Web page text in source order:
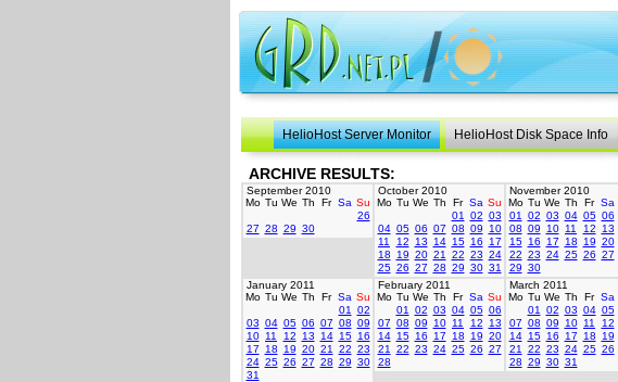
HelioHost Server Monitor HelioHost Disk Space Info
ARCHIVE RESULTS:
September 2010
Mo Tu We Th Fr Sa Su
26
27 28 29 30
October 2010
Mo Tu We Th Fr Sa Su
01
02 03
04 05 06 07 08 09
10
11
12 13 14 15 16
17
18
19 20 21 22 23 24
25 26 27 28 29 30 31
November 2010
Mo Tu We Th Fr Sa
01
02 03 04 05 06
08 09 10 11 12 13
15 16 17 18 19 20
22 23 24 25 26 27
29 30
January 2011
Mo Tu We Th Fr Sa Su
01
02
03 04 05 06 07 08 09
10 11 12 13 14 15 16
17
18 19 20 21 22 23
24 25 26 27 28 29 30
31
February 2011
Mo Tu We Th Fr Sa Su
01
02 03 04 05 06
07 08 09 10 11 12
13
14 15 16 17 18 19 20
21
22 23 24 25 26 27
28
March 2011
Mo Tu We Th Fr Sa
01
02 03 04 05
07 08 09 10 11 12
14 15 16 17 18 19
21
22 23 24 25 26
28 29 30 31